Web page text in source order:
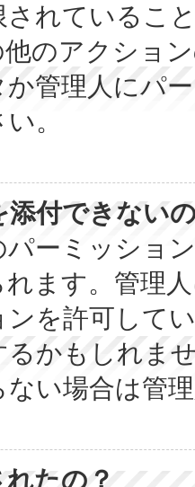
れているこ
のアクショ
管理人にパ
。
付できない
パーミッショ
ます。管理
を許可して
かもしれま
ない場合は管
たの？